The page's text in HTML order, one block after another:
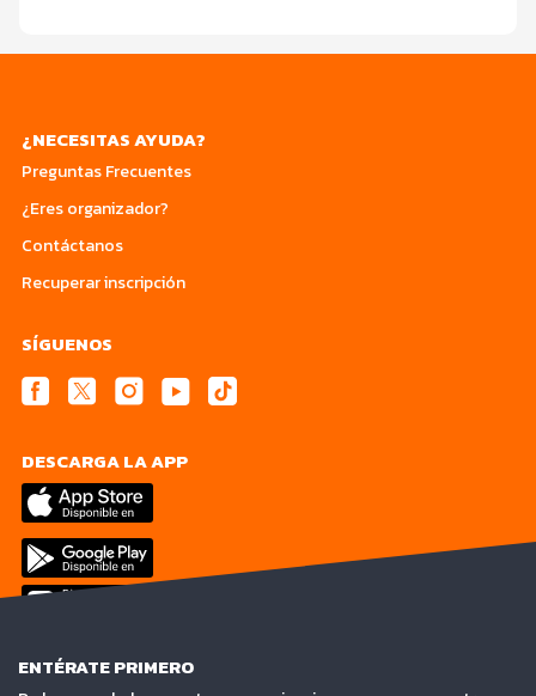
¿NECESITAS AYUDA?
Preguntas Frecuentes
¿Eres organizador?
Contáctanos
Recuperar inscripción
SÍGUENOS
DESCARGA LA APP
ENTÉRATE PRIMERO